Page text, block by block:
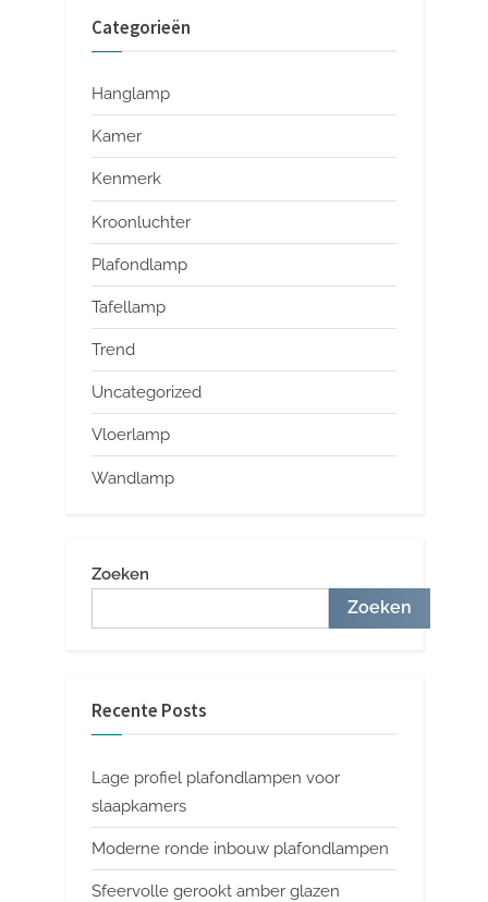
Categorieën
Hanglamp
Kamer
Kenmerk
Kroonluchter
Plafondlamp
Tafellamp
Trend
Uncategorized
Vloerlamp
Wandlamp
Zoeken
Zoeken
Recente Posts
Lage profiel plafondlampen voor
slaapkamers
Moderne ronde inbouw plafondlampen
Sfeervolle gerookt amber glazen